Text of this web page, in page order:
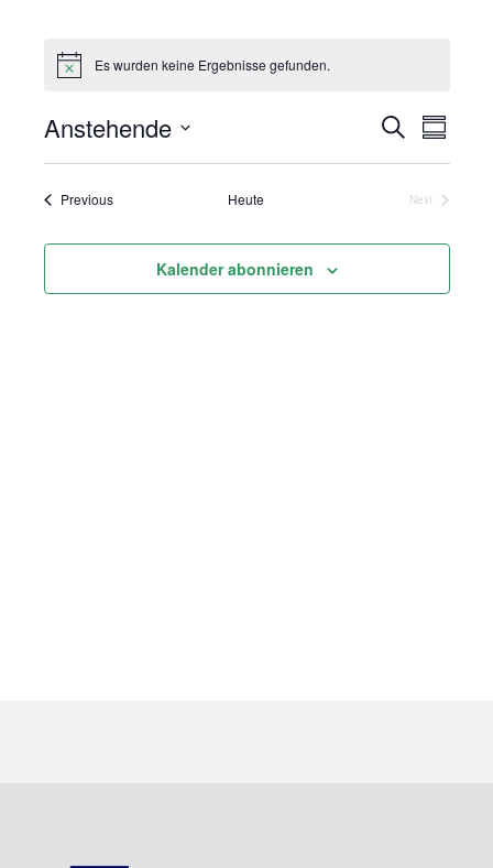
Es wurden keine Ergebnisse gefunden.
Suche
und
Suche
Anstehende
Select
PreviousVeranstaltungen Heute
Next
Kalender abonnieren